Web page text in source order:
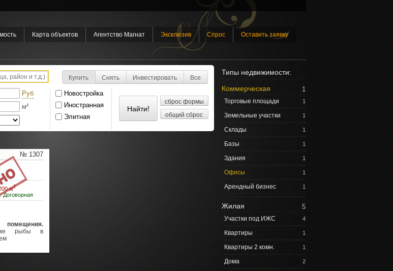
Карта объектов Агентство Магнат Эксклюзив Спрос Оставить заявку
Купить Снять Инвестировать Все
Руб
м²
Новостройка
Иностранная
Элитная
№ 1307
м2
Договорная
помещения.
рыбы в
Типы недвижимости:
1
Коммерческая
1
Торговые площади
1
Земельные участки
1
Склады
1
Базы
1
Здания
1
Офисы
1
Арендный бизнес
5
Жилая
4
Участки под ИЖС
1
Квартиры
1
Квартиры 2 комн.
2
Дома